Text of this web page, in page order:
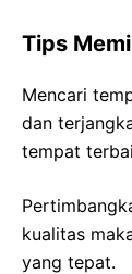
Tips
Mencari
dan
tempat
kualitas
yang tepat.